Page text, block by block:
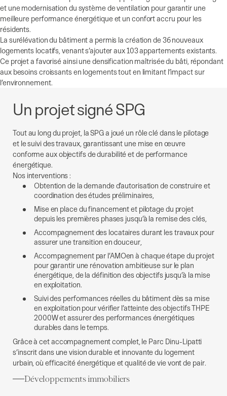
et une modernisation du système de ventilation pour garantir une
meilleure performance énergétique et un confort accru pour les
résidents.
La surélévation du bâtiment a permis la création de 36 nouveaux
logements locatifs, venant s’ajouter aux 103 appartements existants.
Ce projet a favorisé ainsi une densification maîtrisée du bâti, répondant
aux besoins croissants en logements tout en limitant l’impact sur
l’environnement.
Un projet signé SPG
Tout au long du projet, la SPG a joué un rôle clé dans le pilotage
et le suivi des travaux, garantissant une mise en œuvre
conforme aux objectifs de durabilité et de performance
énergétique.
Nos interventions :
Obtention de la demande d’autorisation de construire et
coordination des études préliminaires,
Mise en place du financement et pilotage du projet
depuis les premières phases jusqu’à la remise des clés,
Accompagnement des locataires durant les travaux pour
assurer une transition en douceur,
Accompagnement par l’AMOen à chaque étape du projet
pour garantir une rénovation ambitieuse sur le plan
énergétique, de la définition des objectifs jusqu’à la mise
en exploitation.
Suivi des performances réelles du bâtiment dès sa mise
en exploitation pour vérifier l’atteinte des objectifs THPE
2000W et assurer des performances énergétiques
durables dans le temps.
Grâce à cet accompagnement complet, le Parc Dinu-Lipatti
s’inscrit dans une vision durable et innovante du logement
urbain, où efficacité énergétique et qualité de vie vont de pair.
Développements immobiliers